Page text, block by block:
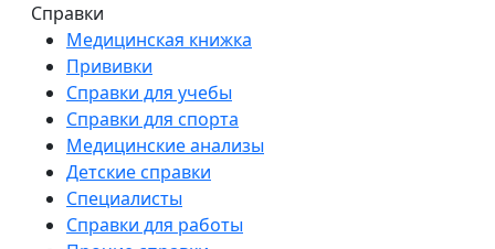
Справки
Медицинская книжка
Прививки
Справки для учебы
Справки для спорта
Медицинские анализы
Детские справки
Специалисты
Справки для работы